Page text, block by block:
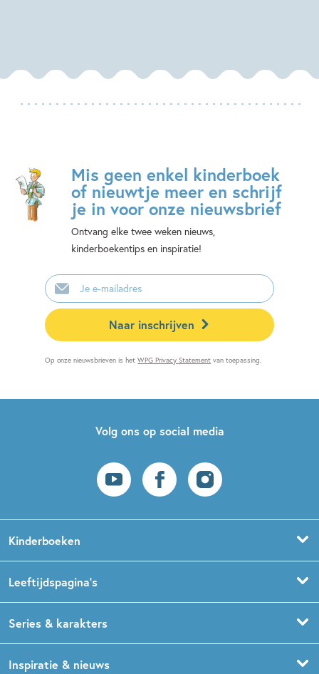
Mis geen enkel kinderboek
of nieuwtje meer en schrijf
je in voor onze nieuwsbrief
Ontvang elke twee weken nieuws,
kinderboekentips en inspiratie!
E-
mailadres
Naar inschrijven
Op onze nieuwsbrieven is hetWPG Privacy Statement van toepassing.
Volg ons op social media
Kinderboeken
Prentenboeken
Babyboeken
Leeftijdspagina’s
Boekentips 1,5 - 3 jaar
Series & karakters
Inspiratie & nieuws